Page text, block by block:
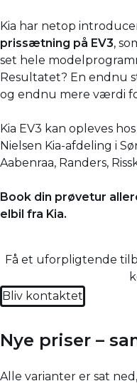
Kia har netop
prissætning på EV3,
set hele
Resultatet? En endnu
og endnu mere værdi
Kia EV3 kan opleves
Nielsen Kia-afdeling i
Aabenraa, Randers,
Book din prøvetur
elbil fra Kia.
Få et uforpligtende
Bliv kontaktet
Nye priser –
Alle varianter er sat